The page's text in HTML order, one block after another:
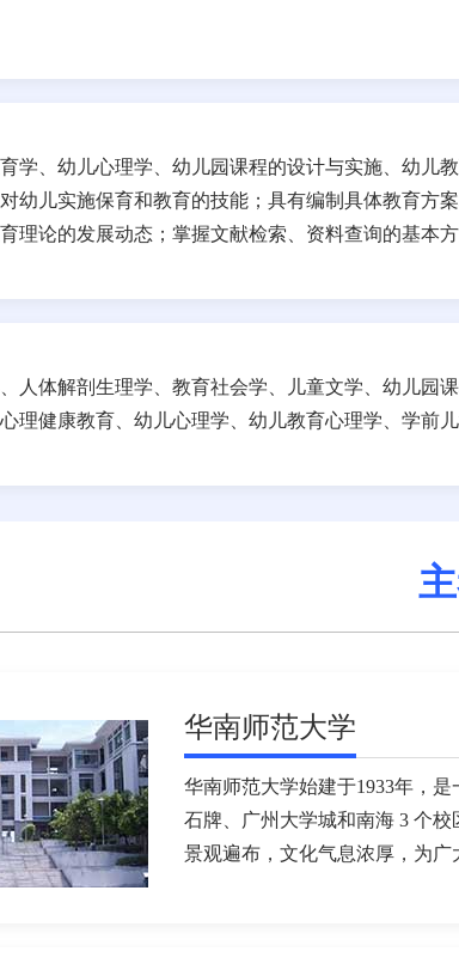
学、幼儿心理学、幼儿园课程的设计与实施、幼儿
幼儿实施保育和教育的技能；具有编制具体教育方
理论的发展动态；掌握文献检索、资料查询的基本
人体解剖生理学、教育社会学、儿童文学、幼儿园
理健康教育、幼儿心理学、幼儿教育心理学、学前
华南师范大学
华南师范大学始建于1933年，
石牌、广州大学城和南海 3 个
景观遍布，文化气息浓厚，为